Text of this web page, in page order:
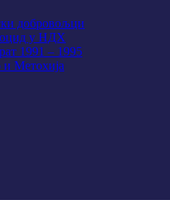
добровољци
у НДХ
1991 – 1995
Метохија